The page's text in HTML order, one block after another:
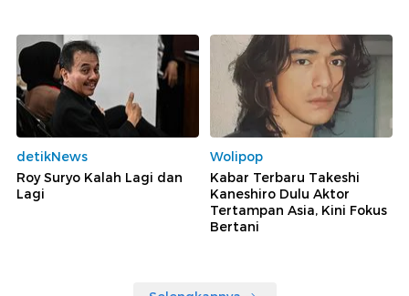
detikNews
Roy Suryo Kalah Lagi dan
Lagi
Wolipop
Kabar Terbaru Takeshi
Kaneshiro Dulu Aktor
Tertampan Asia, Kini Fokus
Bertani